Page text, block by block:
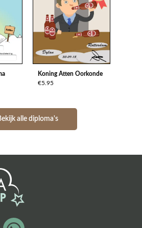
Koning Atten Oorkonde
€5.95
alle diploma's